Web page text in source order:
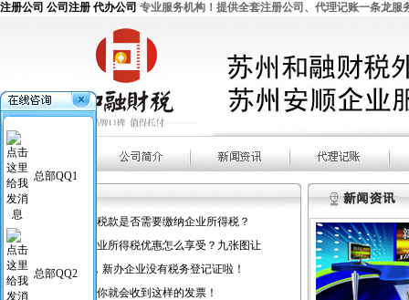
注册公司 公司注册 代办公司 专业服务机构！提供全套注册公司、代理记账一条龙服
总部QQ1
总部QQ2
企业出口退税款是否需要缴纳企业所得税？
小型微利企业所得税优惠怎么享受？九张图让
10月1日起，新办企业没有税务登记证啦！
不久时间，你就会收到这样的发票！